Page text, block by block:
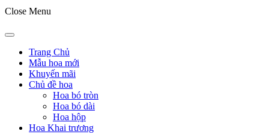
Close Menu
Trang Chủ
Mẫu hoa mới
Khuyến mãi
Chủ đề hoa
Hoa bó tròn
Hoa bó dài
Hoa hộp
Hoa Khai trương